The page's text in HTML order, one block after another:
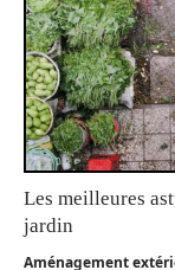
Les meilleures
jardin
Aménagement